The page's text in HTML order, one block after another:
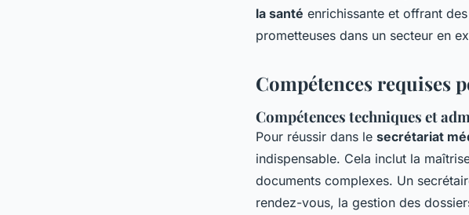
la santé enrichissante et offrant des
prometteuses dans un secteur en
Compétences requises
Compétences techniques et
Pour réussir dans le secrétariat
indispensable. Cela inclut la
documents complexes. Un
rendez-vous, la gestion des